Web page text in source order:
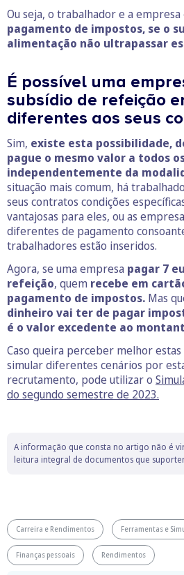
Ou seja, o trabalhador e a empresa
pagamento de impostos, se o
alimentação não ultrapassar
É possível uma
subsídio de refeição
diferentes aos seus
Sim, existe esta possibilidade,
pague o mesmo valor a todos
independentemente da
situação mais comum, há
seus contratos condições
vantajosas para eles, ou as
diferentes de pagamento
trabalhadores estão inseridos.
Agora, se uma empresa pagar 7
refeição, quem recebe em
pagamento de impostos. Mas
dinheiro vai ter de pagar
é o valor excedente ao
Caso queira perceber melhor
simular diferentes cenários por
recrutamento, pode utilizar o
do segundo semestre de 2023.
A informação que consta no artigo não é
leitura integral de documentos que
Carreira e Rendimentos Ferramentas e
Finanças pessoais Rendimentos